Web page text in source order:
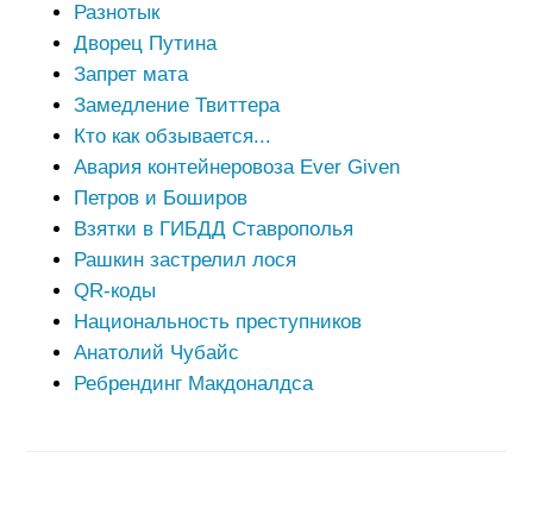
Разнотык
Дворец Путина
Запрет мата
Замедление Твиттера
Кто как обзывается...
Авария контейнеровоза Ever Given
Петров и Боширов
Взятки в ГИБДД Ставрополья
Рашкин застрелил лося
QR-коды
Национальность преступников
Анатолий Чубайс
Ребрендинг Макдоналдса